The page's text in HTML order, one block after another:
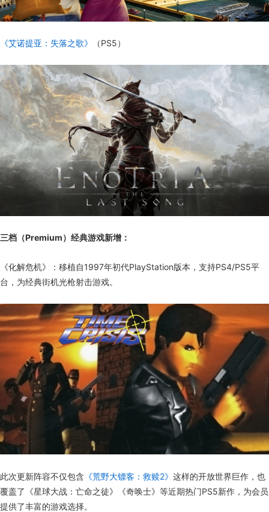
《艾诺提亚：失落之歌》 （PS5）
三档（Premium）经典游戏新增：
《化解危机》：移植自1997年初代PlayStation版本，支持PS4/PS5平
台，为经典街机光枪射击游戏。
此次更新阵容不仅包含 《荒野大镖客：救赎2》 这样的开放世界巨作，也
覆盖了《星球大战：亡命之徒》《奇唤士》等近期热门PS5新作，为会员
提供了丰富的游戏选择。